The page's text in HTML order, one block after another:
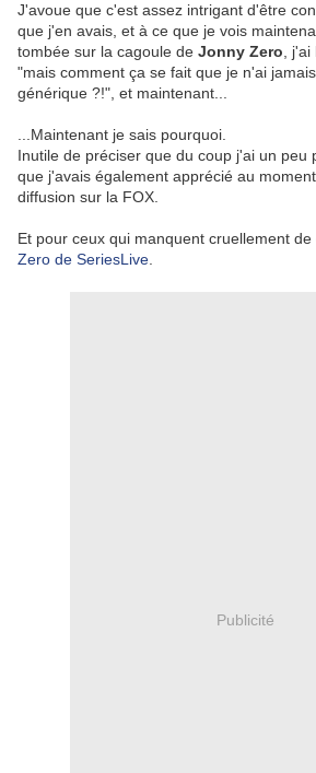
J'avoue que c'est assez intrigant d'être
que j'en avais, et à ce que je vois
tombée sur la cagoule de Jonny Zero ,
"mais comment ça se fait que je n'ai
générique ?!", et maintenant...
...Maintenant je sais pourquoi.
Inutile de préciser que du coup j'ai un peu
que j'avais également apprécié au
diffusion sur la FOX.
Et pour ceux qui manquent cruellement de
Zero de SeriesLive
Publicité